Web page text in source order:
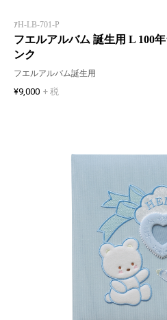
ｱH-LB-701-P
フエルアルバム 誕生用 L 100
ンク
フエルアルバム誕生用
¥9,000 + 税